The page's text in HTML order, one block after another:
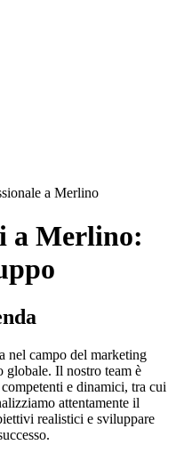
a Merlino
a Merlino:
nel campo del marketing
globale. Il nostro team è
e dinamici, tra cui
attentamente il
realistici e sviluppare